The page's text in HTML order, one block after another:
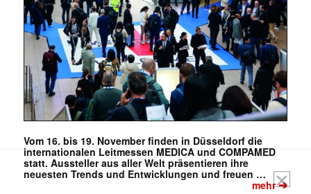
jede Woche aktuell informiert.
E-
Mail
(erforderlich)
Vom 16. bis 19. November finden in Düsseldorf die
internationalen Leitmessen MEDICA und COMPAMED
statt. Aussteller aus aller Welt präsentieren ihre
neuesten Trends und Entwicklungen und freuen …
mehr➔